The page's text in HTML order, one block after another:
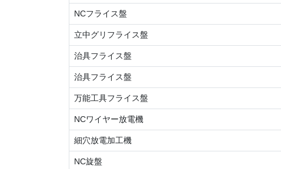
NCフライス盤
立中グリフライス盤
治具フライス盤
治具フライス盤
万能工具フライス盤
NCワイヤー放電機
細穴放電加工機
NC旋盤